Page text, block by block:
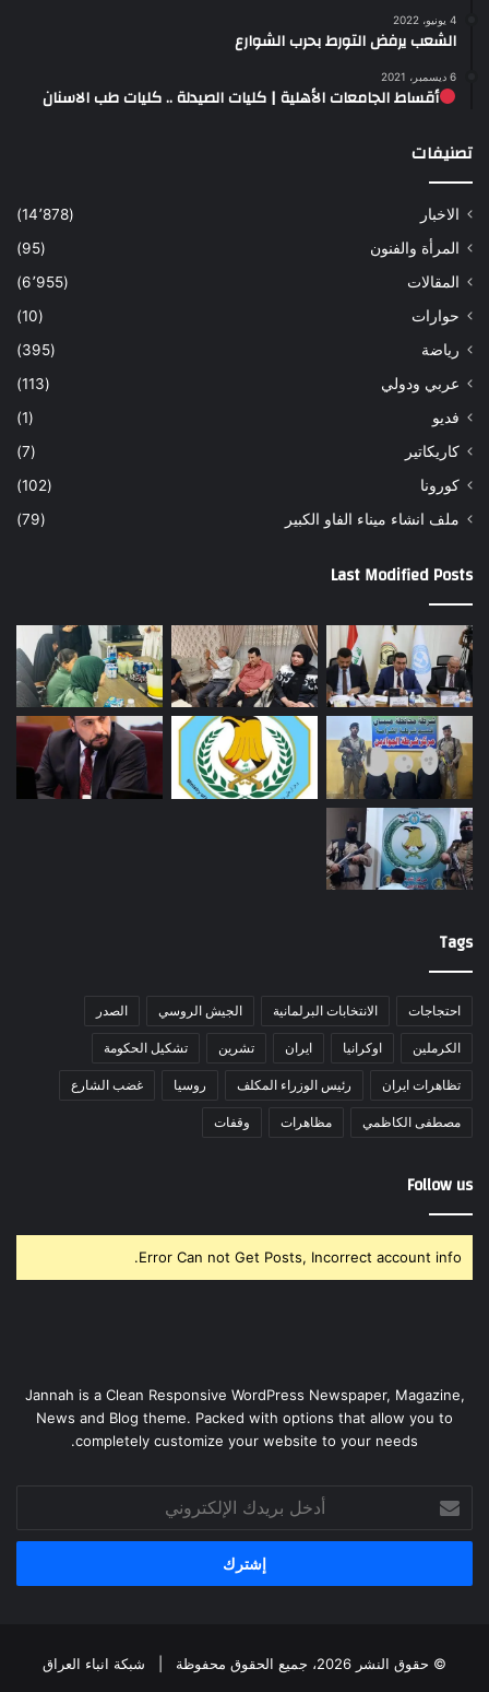
4 يونيو، 2022
الشعب يرفض التورط بحرب الشوارع
6 ديسمبر، 2021
أقساط الجامعات الأهلية | كليات الصيدلة .. كليات طب الاسنان
تصنيفات
الاخبار
(14٬878)
المرأة والفنون
(95)
المقالات
(6٬955)
حوارات
(10)
رياضة
(395)
عربي ودولي
(113)
فديو
(1)
كاريكاتير
(7)
كورونا
(102)
ملف انشاء ميناء الفاو الكبير
(79)
Last Modified Posts
Tags
احتجاجات الانتخابات البرلمانية الجيش الروسي الصدر
الكرملين اوكرانيا ايران تشرين تشكيل الحكومة
تظاهرات ايران رئيس الوزراء المكلف روسيا غضب الشارع
مصطفى الكاظمي مظاهرات وقفات
Follow us
Error Can not Get Posts, Incorrect account info.
Jannah is a Clean Responsive WordPress Newspaper, Magazine,
News and Blog theme. Packed with options that allow you to
completely customize your website to your needs.
بريدك
الإلكتروني
© حقوق النشر 2026، جميع الحقوق محفوظة | شبكة انباء العراق